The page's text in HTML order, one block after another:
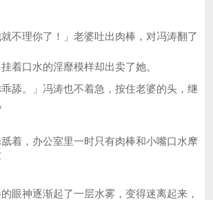
理你了！」老婆吐出肉棒，对冯涛翻了
着口水的淫靡模样却出卖了她。
。」冯涛也不着急，按住老婆的头，继
，办公室里一时只有肉棒和小嘴口水摩
神逐渐起了一层水雾，变得迷离起来，